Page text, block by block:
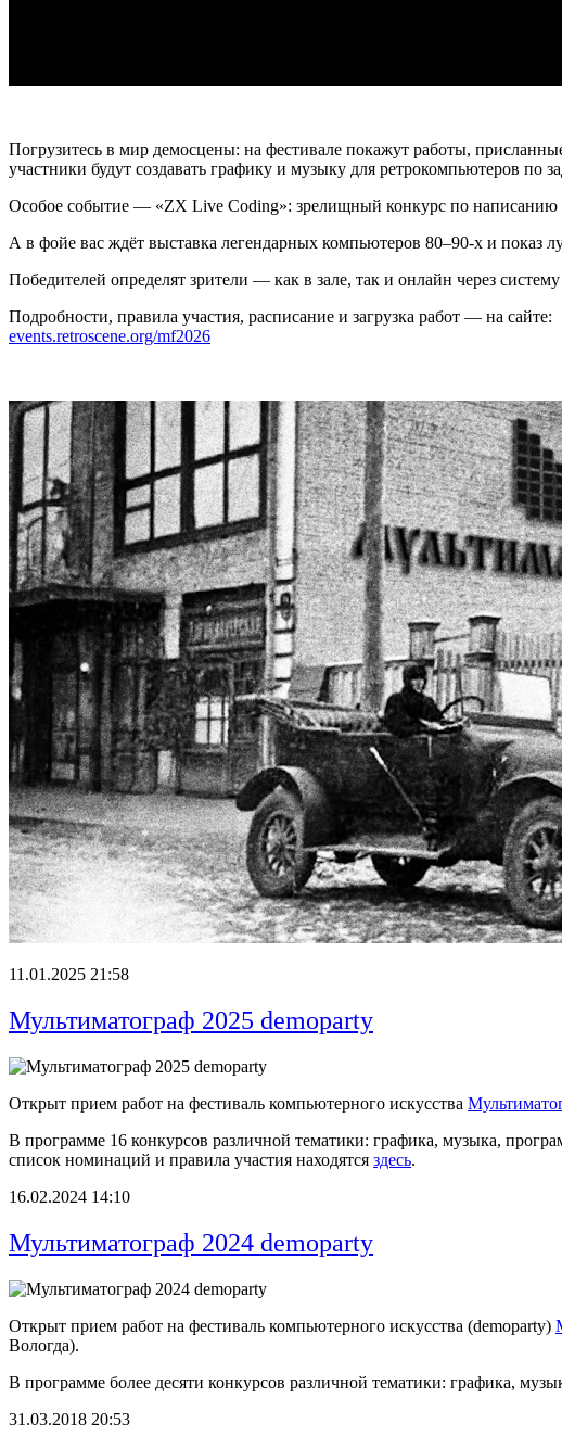
Погрузитесь в мир демосцены: на фестивале покажут работы,
участники будут создавать графику и музыку для ретрокомпьютеров по
Особое событие — «ZX Live Coding»: зрелищный конкурс по написанию
А в фойе вас ждёт выставка легендарных компьютеров 80–90-х и показ
Победителей определят зрители — как в зале, так и онлайн через
Подробности, правила участия, расписание и загрузка работ — на сайте:
events.retroscene.org/mf2026
11.01.2025 21:58
Мультиматограф 2025 demoparty
Открыт прием работ на фестиваль компьютерного искусства
В программе 16 конкурсов различной тематики: графика, музыка,
список номинаций и правила участия находятся здесь.
16.02.2024 14:10
Мультиматограф 2024 demoparty
Открыт прием работ на фестиваль компьютерного искусства (demoparty)
Вологда).
В программе более десяти конкурсов различной тематики: графика,
31.03.2018 20:53